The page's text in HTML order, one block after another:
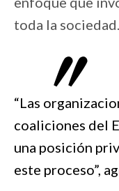
toda la sociedad.
“Las
coaliciones del
una posición
este proceso”,